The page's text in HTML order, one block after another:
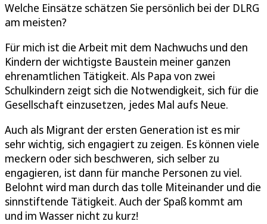
Welche Einsätze schätzen Sie persönlich bei der DLRG
am meisten?
Für mich ist die Arbeit mit dem Nachwuchs und den
Kindern der wichtigste Baustein meiner ganzen
ehrenamtlichen Tätigkeit. Als Papa von zwei
Schulkindern zeigt sich die Notwendigkeit, sich für die
Gesellschaft einzusetzen, jedes Mal aufs Neue.
Auch als Migrant der ersten Generation ist es mir
sehr wichtig, sich engagiert zu zeigen. Es können viele
meckern oder sich beschweren, sich selber zu
engagieren, ist dann für manche Personen zu viel.
Belohnt wird man durch das tolle Miteinander und die
sinnstiftende Tätigkeit. Auch der Spaß kommt am
und im Wasser nicht zu kurz!